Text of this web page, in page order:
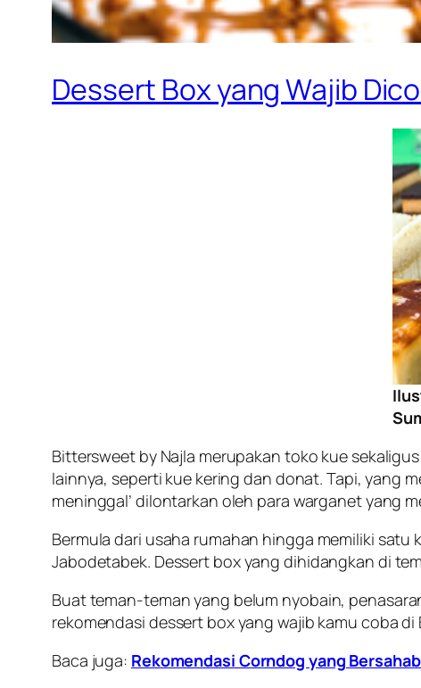
Dessert Box yang Wajib
Bittersweet by Najla merupakan toko kue
lainnya, seperti kue kering dan donat. Tapi, yang
meninggal’ dilontarkan oleh para warganet yang
Bermula dari usaha rumahan hingga memiliki
Jabodetabek. Dessert boxyang dihidangkan di
Buat teman-teman yang belum nyobain,
rekomendasi dessert box yang wajib kamu coba
Baca juga: Rekomendasi Corndog yang